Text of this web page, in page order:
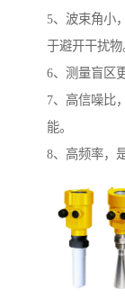
5、波束角小
于避开干扰物
6、测量盲区
7、高信噪比
能。
8、高频率，